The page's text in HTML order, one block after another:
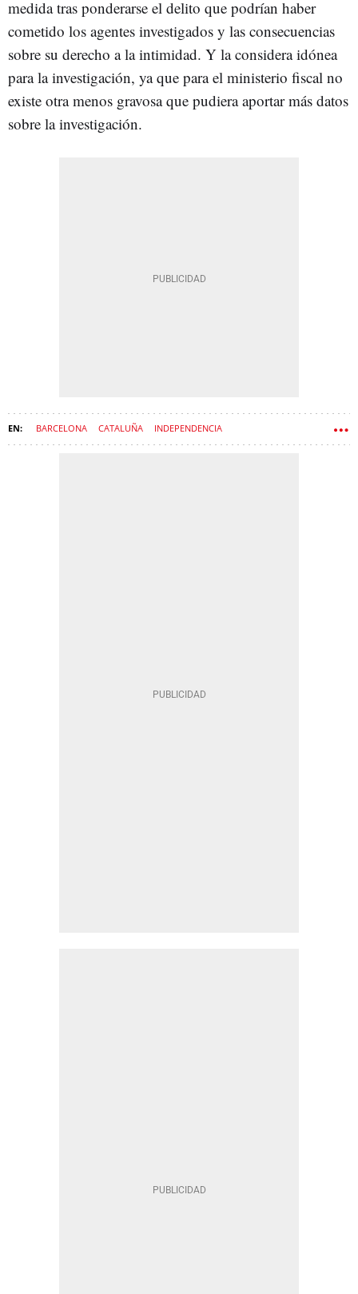
medida tras ponderarse el delito que podrían haber
cometido los agentes investigados y las consecuencias
sobre su derecho a la intimidad. Y la considera idónea
para la investigación, ya que para el ministerio fiscal no
existe otra menos gravosa que pudiera aportar más datos
sobre la investigación.
BARCELONA CATALUÑA INDEPENDENCIA